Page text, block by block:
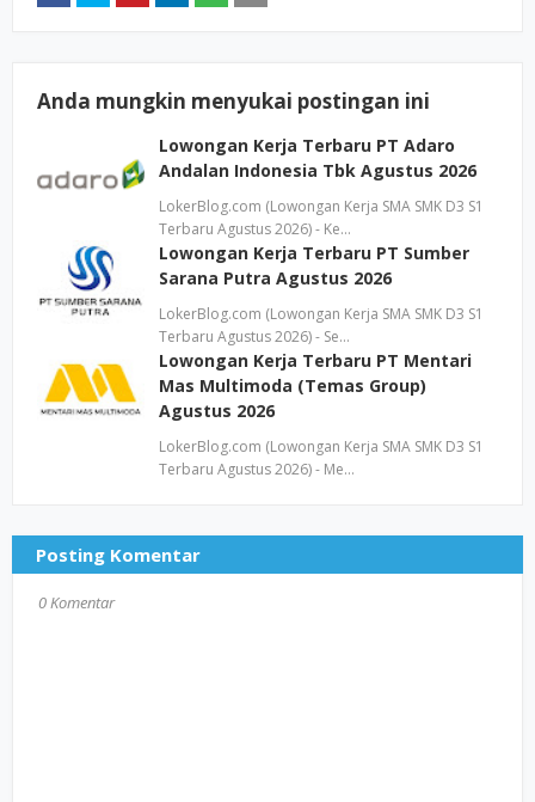
Anda mungkin menyukai postingan ini
Lowongan Kerja Terbaru PT Adaro
Andalan Indonesia Tbk Agustus 2026
LokerBlog.com (Lowongan Kerja SMA SMK D3 S1
Terbaru Agustus 2026) - Ke…
Lowongan Kerja Terbaru PT Sumber
Sarana Putra Agustus 2026
LokerBlog.com (Lowongan Kerja SMA SMK D3 S1
Terbaru Agustus 2026) - Se…
Lowongan Kerja Terbaru PT Mentari
Mas Multimoda (Temas Group)
Agustus 2026
LokerBlog.com (Lowongan Kerja SMA SMK D3 S1
Terbaru Agustus 2026) - Me…
Posting Komentar
0 Komentar